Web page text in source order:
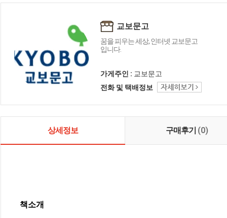
교보문고
꿈을 피우는 세상, 인터넷 교보문고
입니다.
가게주인 : 교보문고
전화 및 택배정보
상세정보 구매후기 (0)
책소개